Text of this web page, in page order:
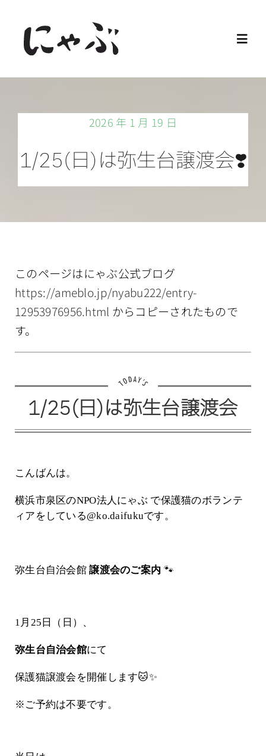
content
譲渡会
2026 年 1 月 19 日
1/25(日)は弥生台譲渡会❣️
このページはにゃぶ公式ブログ
https://ameblo.jp/nyabu222/entry-
12953976956.html からコピーされたもので
す。
1/25(日)は弥生台譲渡会
こんばんは。
横浜市泉区のNPO法人にゃぶ で保護猫のボランテ
ィアをしている@ko.daifukuです。
弥生台自治会館 譲渡会のご案内 🐾
1月25日（日）、
弥生台自治会館にて
保護猫譲渡会を開催します🐱✨
※ご予約は不要です。